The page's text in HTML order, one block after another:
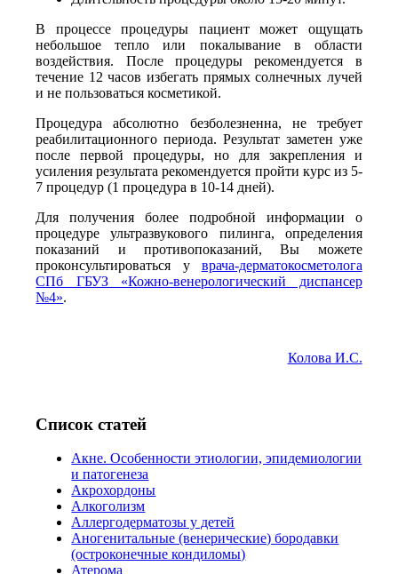
В процессе процедуры пациент может ощущать
небольшое тепло или покалывание в области
воздействия. После процедуры рекомендуется в
течение 12 часов избегать прямых солнечных лучей
и не пользоваться косметикой.
Процедура абсолютно безболезненна, не требует
реабилитационного периода. Результат заметен уже
после первой процедуры, но для закрепления и
усиления результата рекомендуется пройти курс из 5-
7 процедур (1 процедура в 10-14 дней).
Для получения более подробной информации о
процедуре ультразвукового пилинга, определения
показаний и противопоказаний, Вы можете
проконсультироваться у врача-дерматокосметолога
СПб ГБУЗ «Кожно-венерологический диспансер
№4».
Колова И.С.
Список статей
Акне. Особенности этиологии, эпидемиологии
и патогенеза
Акрохордоны
Алкоголизм
Аллергодерматозы у детей
Аногенитальные (венерические) бородавки
(остроконечные кондиломы)
Атерома